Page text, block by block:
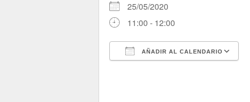
25/05/2020
11:00 - 12:00
AÑADIR AL CALENDARIO